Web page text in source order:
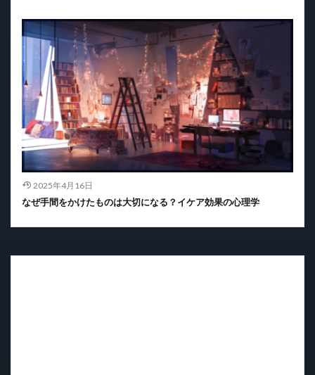
2025年4月16日
なぜ手間をかけたものは大切になる？イケア効果の心理学